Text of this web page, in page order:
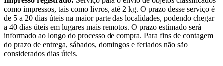
como impressos, tais como livros, até 2 kg. O prazo desse serviço é
de 5 a 20 dias úteis na maior parte das localidades, podendo chegar
a 40 dias úteis em lugares mais remotos. O prazo estimado será
informado ao longo do processo de compra. Para fins de contagem
do prazo de entrega, sábados, domingos e feriados não são
considerados dias úteis.